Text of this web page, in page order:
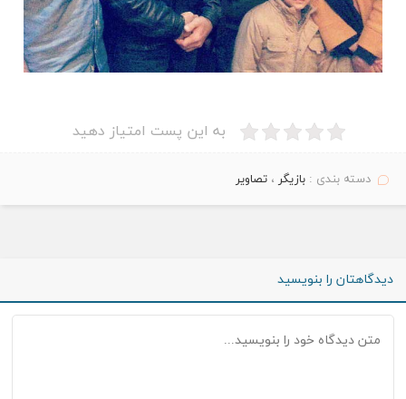
به این پست امتیاز دهید
دسته بندی :بازیگر ،تصاویر
دیدگاهتان را بنویسید